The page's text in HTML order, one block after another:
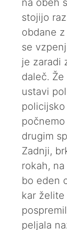
na obeh
stojijo
obdane
se
je zaradi
daleč.
ustavi
drugim
Zadnji,
rokah,
bo eden
kar
peljala